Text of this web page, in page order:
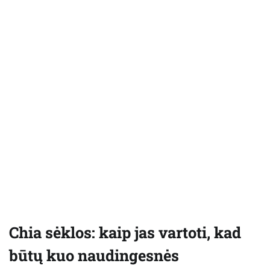
Chia sėklos: kaip jas vartoti, kad
būtų kuo naudingesnės